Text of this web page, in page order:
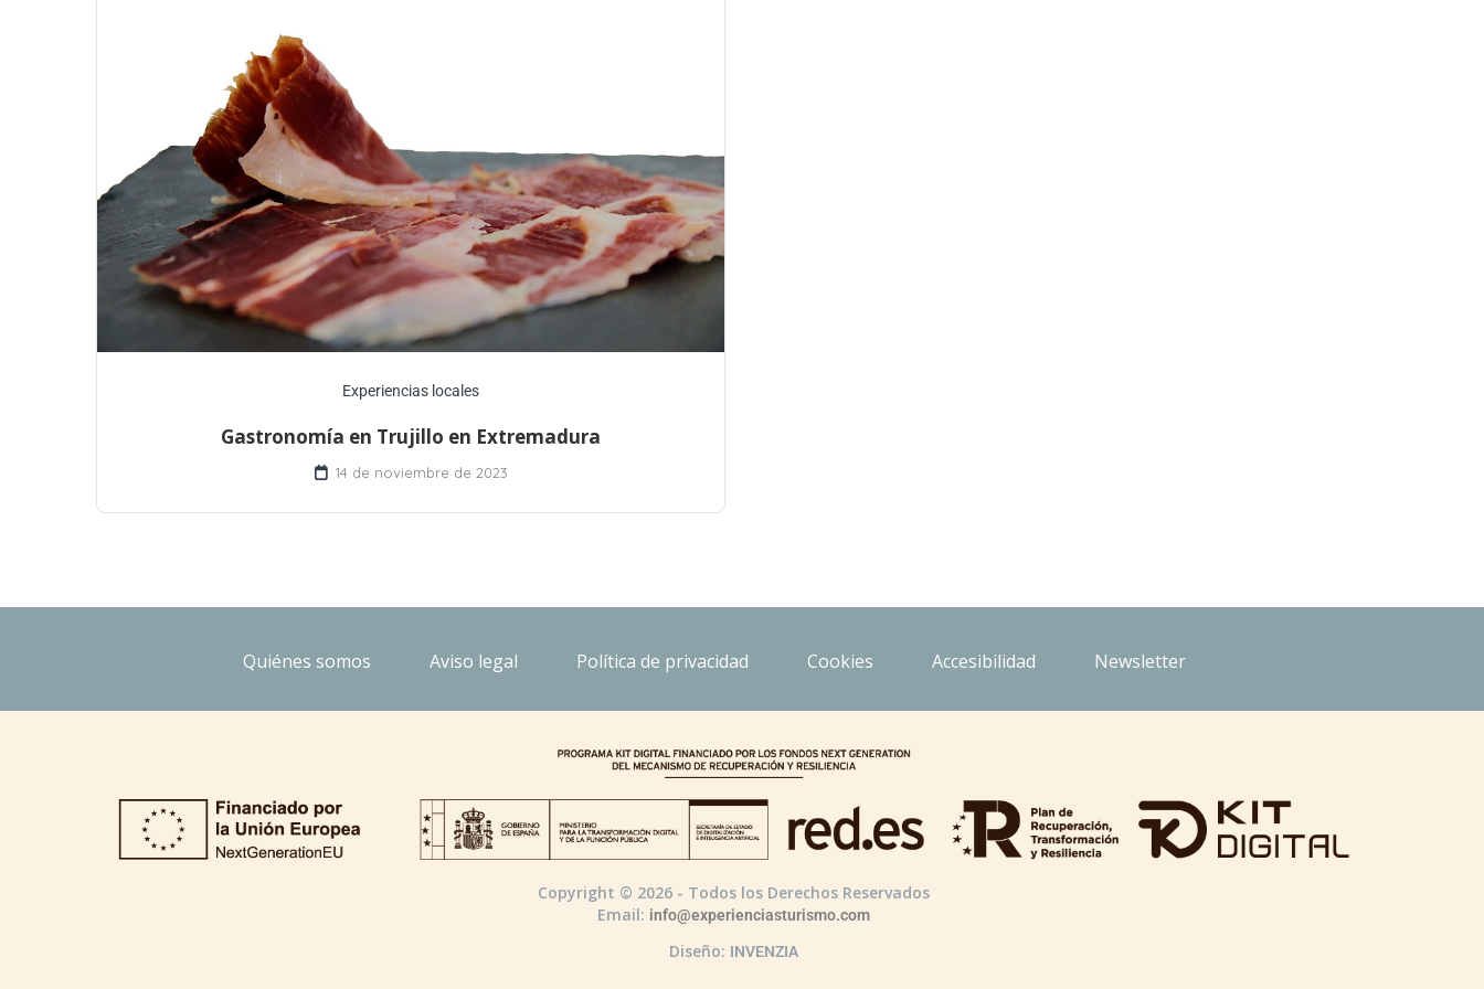
Experiencias locales
Gastronomía en Trujillo en Extremadura
14 de noviembre de 2023
Quiénes somos Aviso legal Política de privacidad Cookies Accesibilidad Newsletter
Copyright © 2026 - Todos los Derechos Reservados
Email: info@experienciasturismo.com
Diseño: INVENZIA